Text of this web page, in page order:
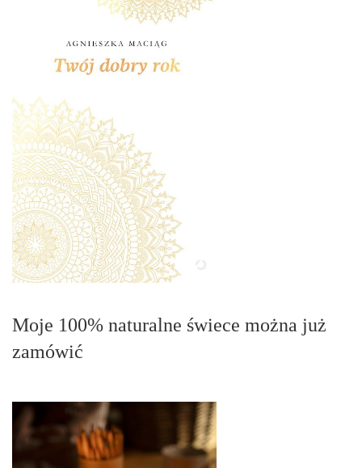
Moje 100% naturalne świece można już
zamówić